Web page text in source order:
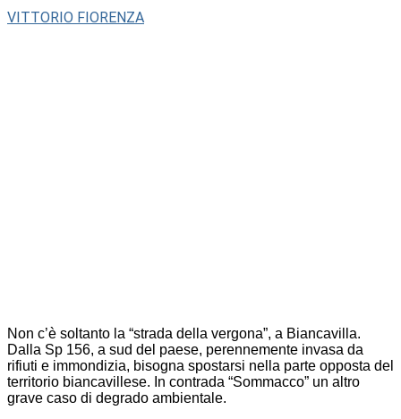
VITTORIO FIORENZA
Non c’è soltanto la “strada della vergona”, a Biancavilla.
Dalla Sp 156, a sud del paese, perennemente invasa da
rifiuti e immondizia, bisogna spostarsi nella parte opposta del
territorio biancavillese. In contrada “Sommacco” un altro
grave caso di degrado ambientale.